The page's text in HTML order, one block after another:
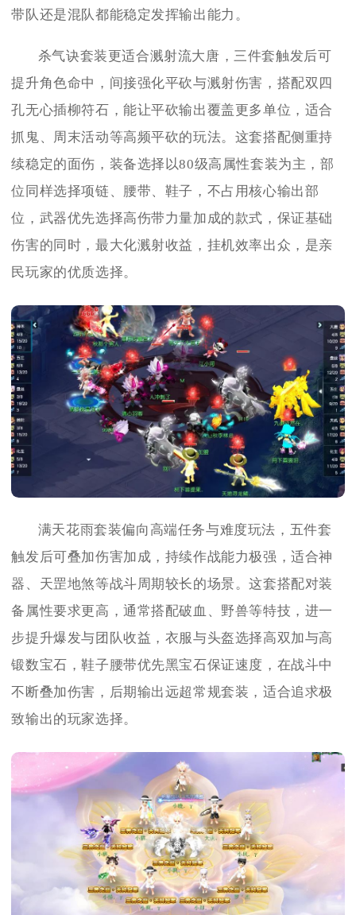
带队还是混队都能稳定发挥输出能力。
杀气诀套装更适合溅射流大唐，三件套触发后可
提升角色命中，间接强化平砍与溅射伤害，搭配双四
孔无心插柳符石，能让平砍输出覆盖更多单位，适合
抓鬼、周末活动等高频平砍的玩法。这套搭配侧重持
续稳定的面伤，装备选择以80级高属性套装为主，部
位同样选择项链、腰带、鞋子，不占用核心输出部
位，武器优先选择高伤带力量加成的款式，保证基础
伤害的同时，最大化溅射收益，挂机效率出众，是亲
民玩家的优质选择。
满天花雨套装偏向高端任务与难度玩法，五件套
触发后可叠加伤害加成，持续作战能力极强，适合神
器、天罡地煞等战斗周期较长的场景。这套搭配对装
备属性要求更高，通常搭配破血、野兽等特技，进一
步提升爆发与团队收益，衣服与头盔选择高双加与高
锻数宝石，鞋子腰带优先黑宝石保证速度，在战斗中
不断叠加伤害，后期输出远超常规套装，适合追求极
致输出的玩家选择。